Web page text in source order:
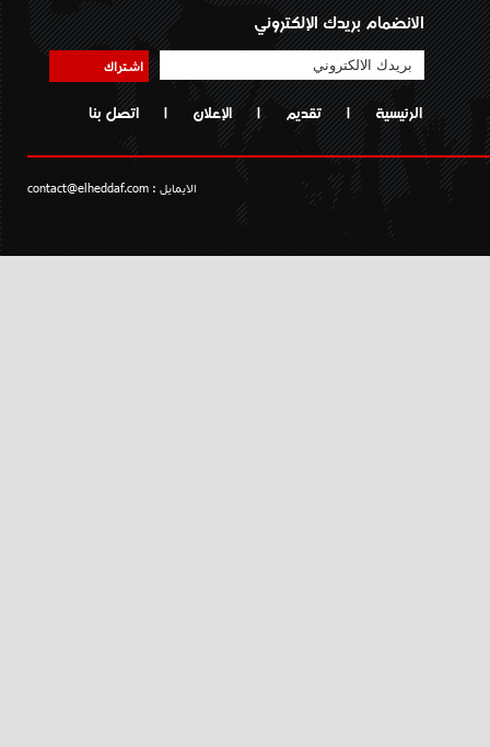
الانضمام بريدك الإلكتروني
اشتراك
الرئيسية | تقديم | الإعلان | اتصل بنا
الايمايل : contact@elheddaf.com